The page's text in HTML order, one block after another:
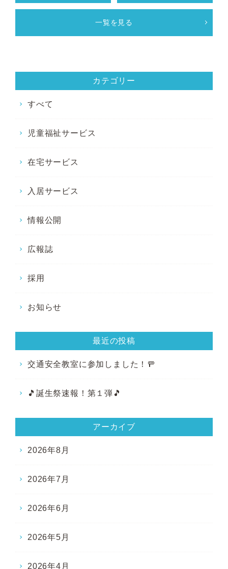
一覧を見る
カテゴリー
すべて
児童福祉サービス
在宅サービス
入居サービス
情報公開
広報誌
採用
お知らせ
最近の投稿
交通安全教室に参加しました！🚥
🎵誕生祭速報！第１弾🎵
アーカイブ
2026年8月
2026年7月
2026年6月
2026年5月
2026年4月